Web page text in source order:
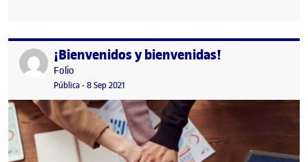
Publicado por¡Bienvenidos y bienvenidas!
Publicado por
Folio
Visibilidad:
Pública-Fecha de publicación
8 Sep 2021